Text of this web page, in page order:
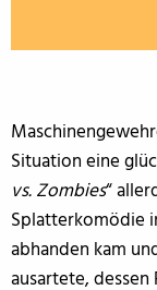
Situation eine
vs. Zombies“
Splatterkomödie
abhanden kam
ausartete,